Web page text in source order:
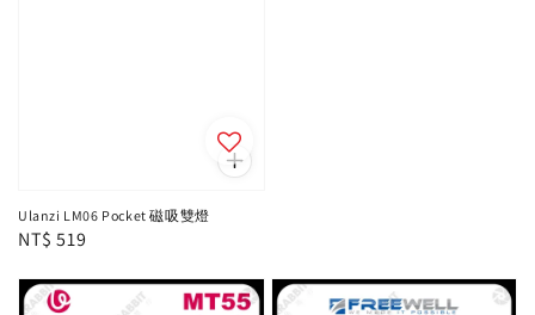
Ulanzi LM06 Pocket 磁吸雙燈
Regular
NT$ 519